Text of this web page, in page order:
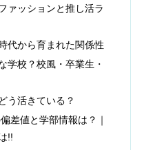
ァッションと推し活ラ
代から育まれた関係性
学校？校風・卒業生・
う活きている？
差値と学部情報は？｜
!!